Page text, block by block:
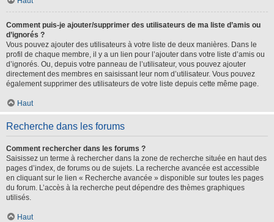
Comment puis-je ajouter/supprimer des utilisateurs de ma liste d’amis ou
d’ignorés ?
Vous pouvez ajouter des utilisateurs à votre liste de deux manières. Dans le
profil de chaque membre, il y a un lien pour l’ajouter dans votre liste d’amis ou
d’ignorés. Ou, depuis votre panneau de l’utilisateur, vous pouvez ajouter
directement des membres en saisissant leur nom d’utilisateur. Vous pouvez
également supprimer des utilisateurs de votre liste depuis cette même page.
Haut
Recherche dans les forums
Comment rechercher dans les forums ?
Saisissez un terme à rechercher dans la zone de recherche située en haut des
pages d’index, de forums ou de sujets. La recherche avancée est accessible
en cliquant sur le lien « Recherche avancée » disponible sur toutes les pages
du forum. L’accès à la recherche peut dépendre des thèmes graphiques
utilisés.
Haut